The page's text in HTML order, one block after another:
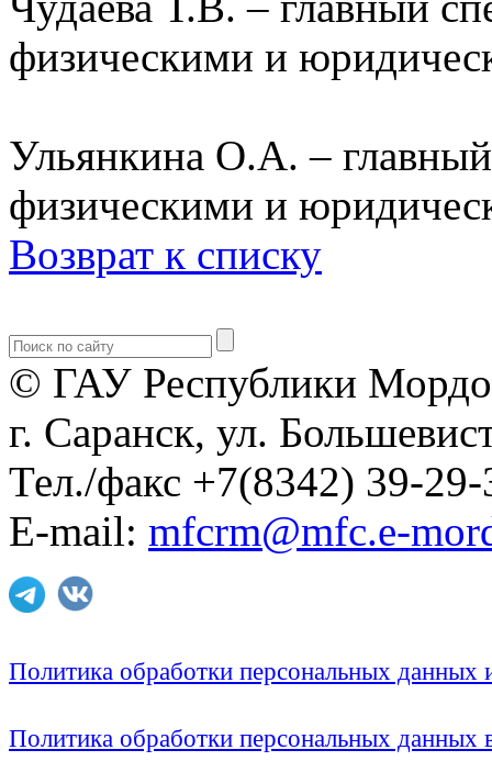
физическими и
Ульянкина О.А. – главный
физическими и
Возврат к списку
© ГАУ Республики
г. Саранск, ул.
Тел./факс +7(8342) 39-29-
E-mail: mfcrm@mfc.e-
Политика обработки персональных
Политика обработки персональных